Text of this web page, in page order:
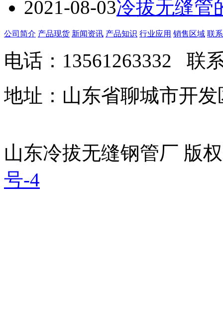
2021-08-03冷拔无缝管
公司简介 产品现货 新闻资讯 产品知识 行业应用 销售区域 联
电话：13561263332 联
地址：山东省聊城市开
山东冷拔无缝钢管厂
号-4